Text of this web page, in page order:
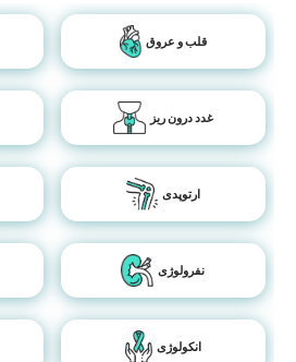
قلب و عروق
غدد درون ریز
ارتوپدی
نفرولوژی
انکولوژی